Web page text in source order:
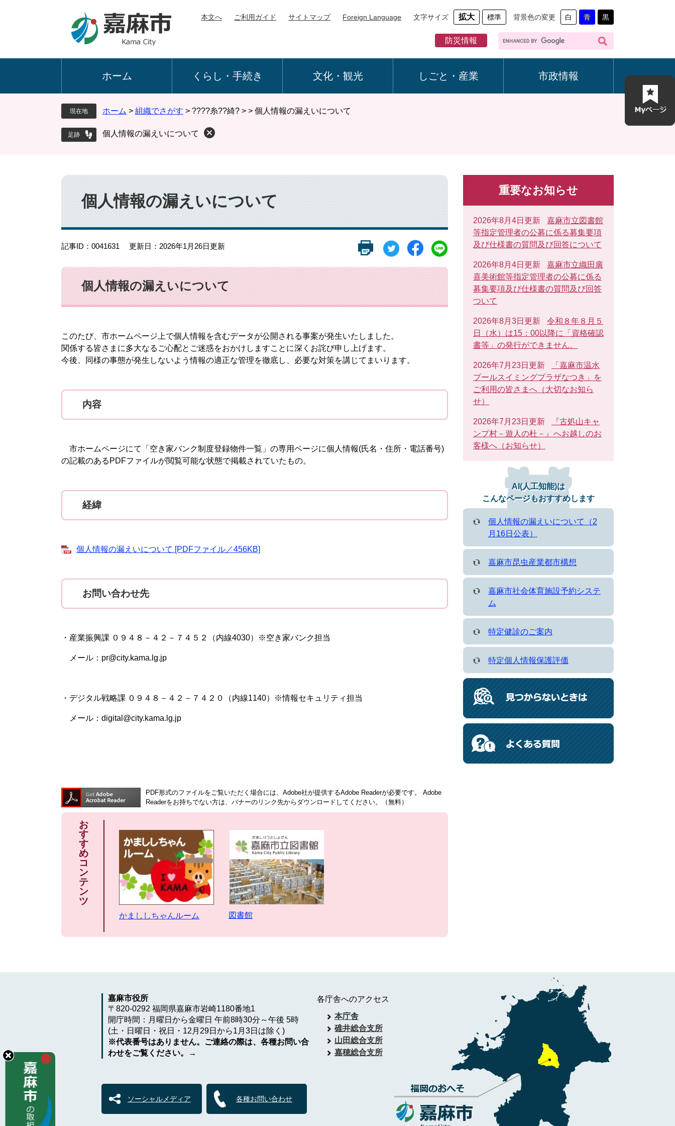
本文へ ご利用ガイド サイトマップ Foreign Language 文字サイズ 拡大 標準 背景色の変更 白 青 黒
防災情報
G
o
ホーム くらし・手続き 文化・観光 しごと・産業 市政情報
現在地 ホーム > 組織でさがす > ????糸??綺? > > 個人情報の漏えいについて
個人情報の漏えいについて
本
文
個人情報の漏えいについて
記事ID：0041631 更新日：2026年1月26日更新
個人情報の漏えいについて
このたび、市ホームページ上で個人情報を含むデータが公開される事案が発生いたしました。
関係する皆さまに多大なるご心配とご迷惑をおかけしますことに深くお詫び申し上げます。
今後、同様の事態が発生しないよう情報の適正な管理を徹底し、必要な対策を講じてまいります。​
内容
市ホームページにて「空き家バンク制度登録物件一覧」の専用ページに個人情報(氏名・住所・電話番号)
の記載のあるPDFファイルが閲覧可能な状態で掲載されていたもの。
経緯
個人情報の漏えいについて [PDFファイル／456KB]
お問い合わせ先
・産業振興課 ０９４８－４２－７４５２（内線4030）※空き家バンク担当
メール：pr@city.kama.lg.jp
・デジタル戦略課 ０９４８－４２－７４２０（内線1140）※情報セキュリティ担当
メール：digital@city.kama.lg.jp
PDF形式のファイルをご覧いただく場合には、Adobe社が提供するAdobe Readerが必要です。
Adobe
Readerをお持ちでない方は、バナーのリンク先からダウンロードしてください。（無料）
お
す
す
め
コ
ン
テ
ン
ツ
かまししちゃんルーム 図書館
重要なお知らせ
2026年8月4日更新
嘉麻市立図書館
等指定管理者の公募に係る募集要項
及び仕様書の質問及び回答について
2026年8月4日更新
嘉麻市立織田廣
喜美術館等指定管理者の公募に係る
募集要項及び仕様書の質問及び回答
ついて
2026年8月3日更新
令和８年８月５
日（水）は15：00以降に「資格確認
書等」の発行ができません。
2026年7月23日更新
「嘉麻市温水
プールスイミングプラザなつき」を
ご利用の皆さまへ（大切なお知ら
せ）
2026年7月23日更新
『古処山キャ
ンプ村－遊人の杜－』へお越しのお
客様へ（お知らせ）
AI(人工知能)は
こんなページもおすすめします
個人情報の漏えいについて（2
月16日公表）
嘉麻市昆虫産業都市構想
嘉麻市社会体育施設予約システ
ム
特定健診のご案内
特定個人情報保護評価
嘉麻市役所
〒820-0292 福岡県嘉麻市岩崎1180番地1
開庁時間：月曜日から金曜日 午前8時30分～午後 5時
(土・日曜日・祝日・12月29日から1月3日は除く)
※代表番号はありません。ご連絡の際は、各種お問い合
わせをご覧ください。→
ソーシャルメディア 各種お問い合わせ
各庁舎へのアクセス
本庁舎
碓井総合支所
山田総合支所
嘉穂総合支所